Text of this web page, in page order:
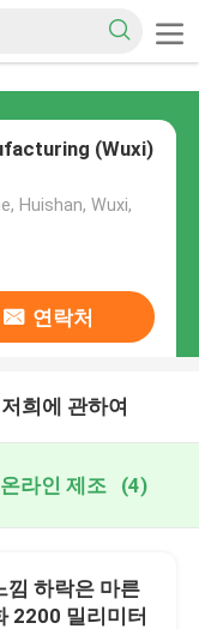
(Wuxi)
Huishan, Wuxi,
연락처
저희에 관하여
라인 제조 (4)
낌 하락은 마른
2200 밀리미터